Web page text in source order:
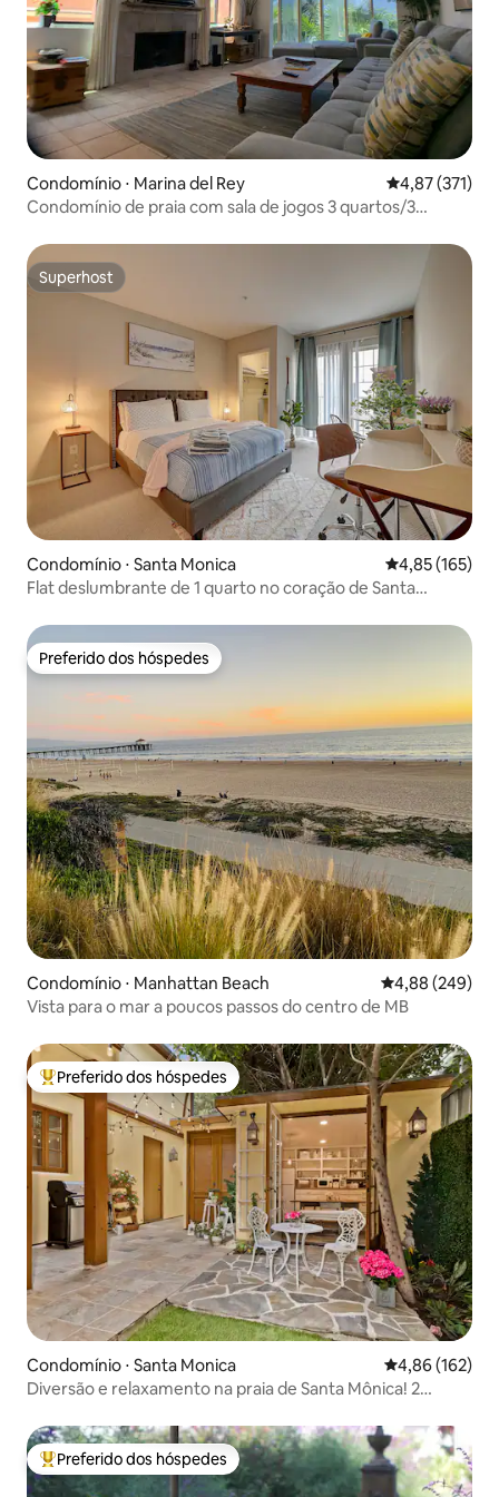
Condomínio ⋅ Marina del Rey 4,87 de uma
4,87 (371)
Condomínio de praia com sala de jogos 3 quartos/3
Superhost
Superhost
Condomínio ⋅ Santa Monica 4,85 de uma
4,85 (165)
Flat deslumbrante de 1 quarto no coração de Santa
Preferido dos hóspedes
Preferido dos hóspedes
Condomínio ⋅ Manhattan Beach 4,88 de uma
4,88 (249)
Vista para o mar a poucos passos do centro de MB
Entre os melhores preferidos dos hóspedes
Preferido dos hóspedes
Condomínio ⋅ Santa Monica 4,86 de uma
4,86 (162)
Diversão e relaxamento na praia de Santa Mônica! 2
Entre os melhores preferidos dos hóspedes
Preferido dos hóspedes